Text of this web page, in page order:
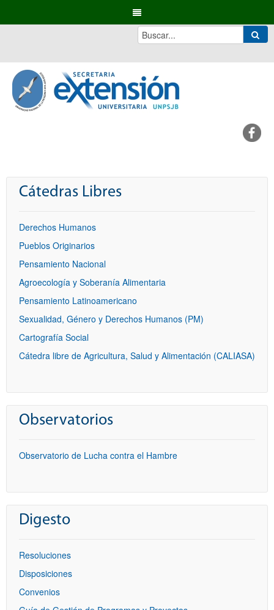
Cátedras Libres
Derechos Humanos
Pueblos Originarios
Pensamiento Nacional
Agroecología y Soberanía Alimentaria
Pensamiento Latinoamericano
Sexualidad, Género y Derechos Humanos (PM)
Cartografía Social
Cátedra libre de Agricultura, Salud y Alimentación (CALIASA)
Observatorios
Observatorio de Lucha contra el Hambre
Digesto
Resoluciones
Disposiciones
Convenios